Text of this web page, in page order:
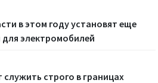
в этом году установят еще
электромобилей
строго в границах